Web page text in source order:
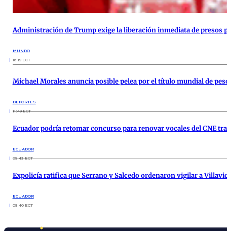
Administración de Trump exige la liberación inmediata de presos
MUNDO
16:19 ECT
Michael Morales anuncia posible pelea por el título mundial de
DEPORTES
11:49 ECT
Ecuador podría retomar concurso para renovar vocales del CNE
ECUADOR
09:43 ECT
Expolicía ratifica que Serrano y Salcedo ordenaron vigilar a
ECUADOR
08:40 ECT